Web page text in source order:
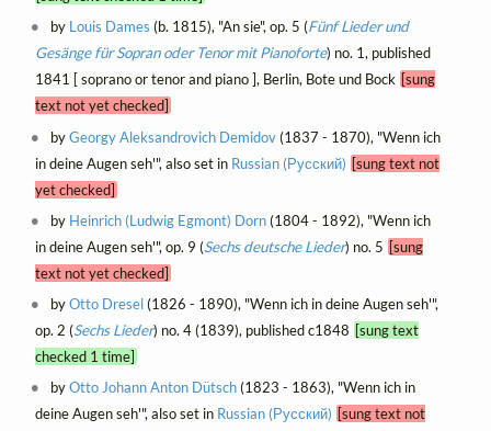
by Louis Dames (b. 1815), "An sie", op. 5 (Fünf Lieder und
Gesänge für Sopran oder Tenor mit Pianoforte) no. 1, published
1841 [ soprano or tenor and piano ], Berlin, Bote und Bock [sung
text not yet checked]
byGeorgy Aleksandrovich Demidov(1837 - 1870), "Wenn ich
in deine Augen seh'", also set in Russian (Русский) [sung text not
yet checked]
by Heinrich (Ludwig Egmont) Dorn(1804 - 1892), "Wenn ich
in deine Augen seh'", op. 9 (Sechs deutsche Lieder) no. 5 [sung
text not yet checked]
byOtto Dresel(1826 - 1890), "Wenn ich in deine Augen seh'",
op. 2 (Sechs Lieder) no. 4 (1839), published c1848 [sung text
checked 1 time]
byOtto Johann Anton Dütsch(1823 - 1863), "Wenn ich in
deine Augen seh'", also set in Russian (Русский) [sung text not